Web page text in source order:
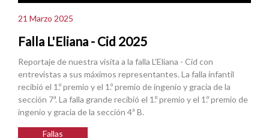
21 Marzo 2025
Falla L'Eliana - Cid 2025
Reportaje de nuestra visita a la falla L'Eliana - Cid con
entrevistas a sus máximos representantes. La falla infantil
recibió el 1.º premio y el 1.º premio de ingenio y gracia de la
sección 7ª. La falla grande recibió el 1.º premio y el 1.º premio de
ingenio y gracia de la sección 4ª B.
Fallas